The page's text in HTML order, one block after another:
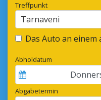
Treffpunkt
Tarnaveni
Das Auto an
Abholdatum
Abgabetermin